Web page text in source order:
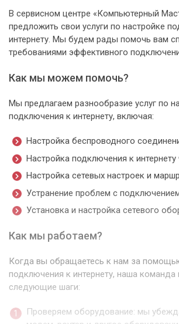
В сервисном центре «Компьютерный
предложить свои услуги по настройке
интернету. Мы будем рады помочь вам
требованиями эффективного
Как мы можем помочь?
Мы предлагаем разнообразие услуг по
подключения к интернету, включая:
Настройка беспроводного
Настройка подключения к интернету
Настройка сетевых настроек и
Устранение проблем с
Установка и настройка сетевого
Как мы работаем?
Когда вы обращаетесь к нам за
подключения к интернету, наша команда
следующие шаги:
Проверяем оборудование: мы